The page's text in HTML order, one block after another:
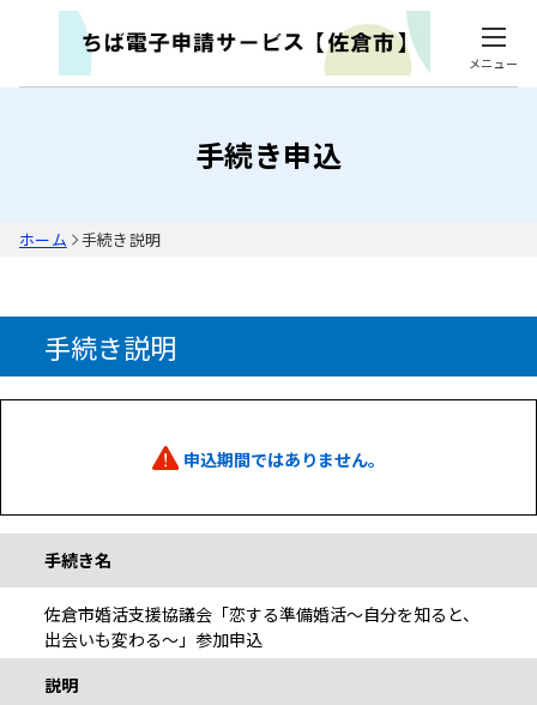
メニュー
手続き申込
ホーム 手続き説明
手続き説明
申込期間ではありません。
手続き名
佐倉市婚活支援協議会「恋する準備婚活～自分を知ると、
出会いも変わる～」参加申込
説明